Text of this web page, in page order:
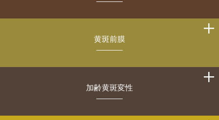
黄斑前膜
加齢黄斑変性